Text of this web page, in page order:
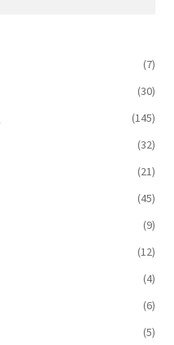
(7)
(30)
(145)
(32)
(21)
(45)
(9)
(12)
(4)
(6)
(5)